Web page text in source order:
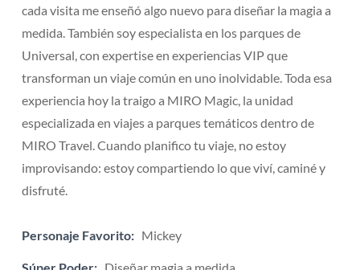
cada visita me enseñó algo nuevo para diseñar la magia a
medida. También soy especialista en los parques de
Universal, con expertise en experiencias VIP que
transforman un viaje común en uno inolvidable. Toda esa
experiencia hoy la traigo a MIRO Magic, la unidad
especializada en viajes a parques temáticos dentro de
MIRO Travel. Cuando planifico tu viaje, no estoy
improvisando: estoy compartiendo lo que viví, caminé y
disfruté.
Personaje Favorito: Mickey